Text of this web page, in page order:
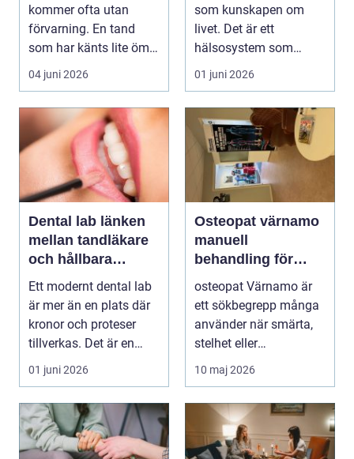
kommer ofta utan
förvarning. En tand
som har känts lite öm
kan plötsligt göra så
on...
04 juni 2026
som kunskapen om
livet. Det är ett
hälsosystem som
betonar balans, helhet
och...
01 juni 2026
Dental lab länken
mellan tandläkare
och hållbara
leenden
Ett modernt dental lab
är mer än en plats där
kronor och proteser
tillverkas. Det är en
teknisk och ...
01 juni 2026
Osteopat värnamo
manuell
behandling för
minskad smärta
och Ökad rörlighet
osteopat Värnamo är
ett sökbegrepp många
använder när smärta,
stelhet eller
återkommande värk
börjar...
10 maj 2026